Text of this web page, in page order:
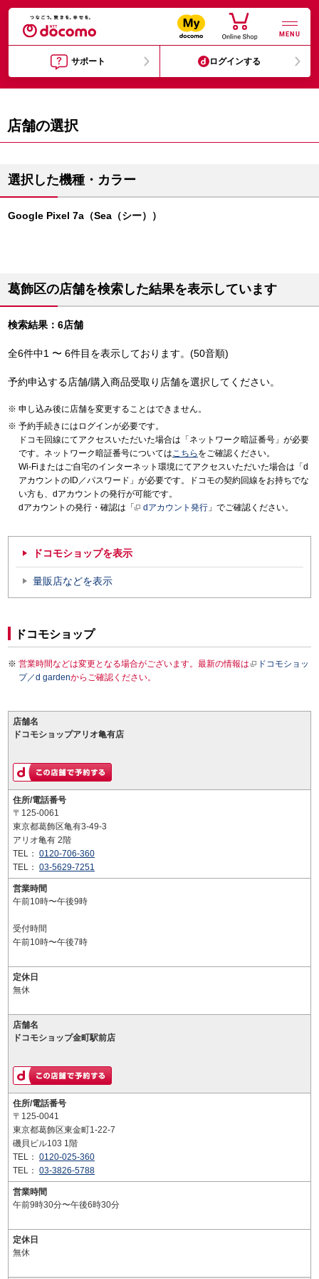
MENU
サポート ログインする
店舗の選択
選択した機種・カラー
Google Pixel 7a（Sea（シー））
葛飾区の店舗を検索した結果を表示しています
検索結果：6店舗
全6件中1 〜 6件目を表示しております。(50音順)
予約申込する店舗/購入商品受取り店舗を選択してください。
申し込み後に店舗を変更することはできません。
予約手続きにはログインが必要です。
ドコモ回線にてアクセスいただいた場合は「ネットワーク暗証番号」が必要
です。ネットワーク暗証番号についてはこちら をご確認ください。
Wi-Fiまたはご自宅のインターネット環境にてアクセスいただいた場合は「d
アカウントのID／パスワード」が必要です。ドコモの契約回線をお持ちでな
い方も、dアカウントの発行が可能です。
dアカウントの発行・確認は「
dアカウント発行 」でご確認ください。
ドコモショップを表示
量販店などを表示
ドコモショップ
営業時間などは変更となる場合がございます。最新の情報は
ドコモショッ
プ／d gardenからご確認ください。
店舗名
ドコモショップアリオ亀有店
住所/電話番号
〒125-0061
東京都葛飾区亀有3-49-3
アリオ亀有 2階
TEL： 0120-706-360
TEL： 03-5629-7251
営業時間
午前10時〜午後9時
受付時間
午前10時〜午後7時
定休日
無休
店舗名
ドコモショップ金町駅前店
住所/電話番号
〒125-0041
東京都葛飾区東金町1-22-7
磯貝ビル103 1階
TEL： 0120-025-360
TEL： 03-3826-5788
営業時間
午前9時30分〜午後6時30分
定休日
無休